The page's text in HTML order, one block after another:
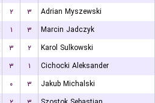
۲ ۳
Adrian Myszewski
۱ ۳
Marcin Jadczyk
۳ ۲
Karol Sulkowski
۳ ۱
Cichocki Aleksander
۰ ۳
Jakub Michalski